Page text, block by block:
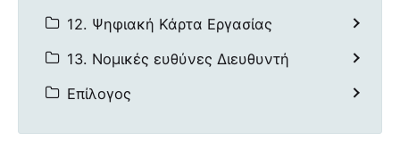
12. Ψηφιακή Κάρτα Εργασίας
13. Νομικές ευθύνες Διευθυντή
Επίλογος